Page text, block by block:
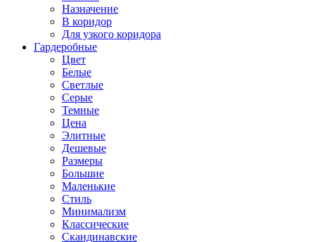
Назначение
В коридор
Для узкого коридора
Гардеробные
Цвет
Белые
Светлые
Серые
Темные
Цена
Элитные
Дешевые
Размеры
Большие
Маленькие
Стиль
Минимализм
Классические
Скандинавские